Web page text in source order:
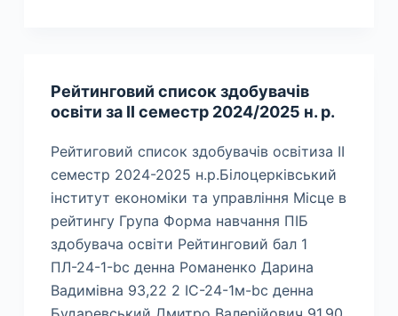
Рейтинговий список здобувачів
освіти за ІІ семестр 2024/2025 н. р.
Рейтиговий список здобувачів освітиза ІІ
семестр 2024-2025 н.р.Білоцерківський
інститут економіки та управління Місце в
рейтингу Група Форма навчання ПІБ
здобувача освіти Рейтинговий бал 1
ПЛ-24-1-bc денна Романенко Дарина
Вадимівна 93,22 2 ІС-24-1м-bc денна